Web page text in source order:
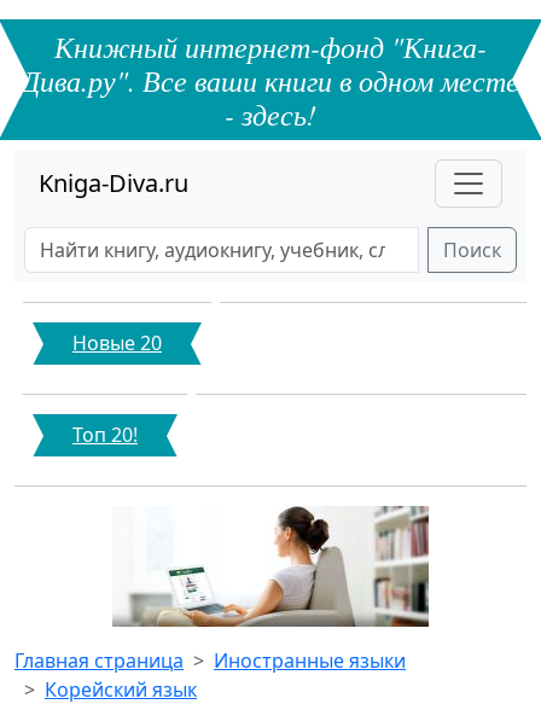
Книжный интернет-фонд "Книга-
Дива.ру". Все ваши книги в одном месте
- здесь!
Kniga-Diva.ru
Поиск
Новые 20
Топ 20!
Главная страница
Иностранные языки
Корейский язык